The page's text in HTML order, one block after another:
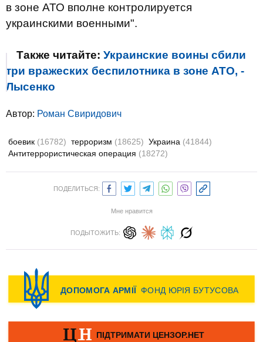
в зоне АТО вполне контролируется
украинскими военными".
Также читайте: Украинские воины сбили
три вражеских беспилотника в зоне АТО, -
Лысенко
Автор: Роман Свиридович
боевик (16782) терроризм (18625) Украина (41844)
Антитеррористическая операция (18272)
ПОДЕЛИТЬСЯ:
Мне нравится
ПОДЫТОЖИТЬ: